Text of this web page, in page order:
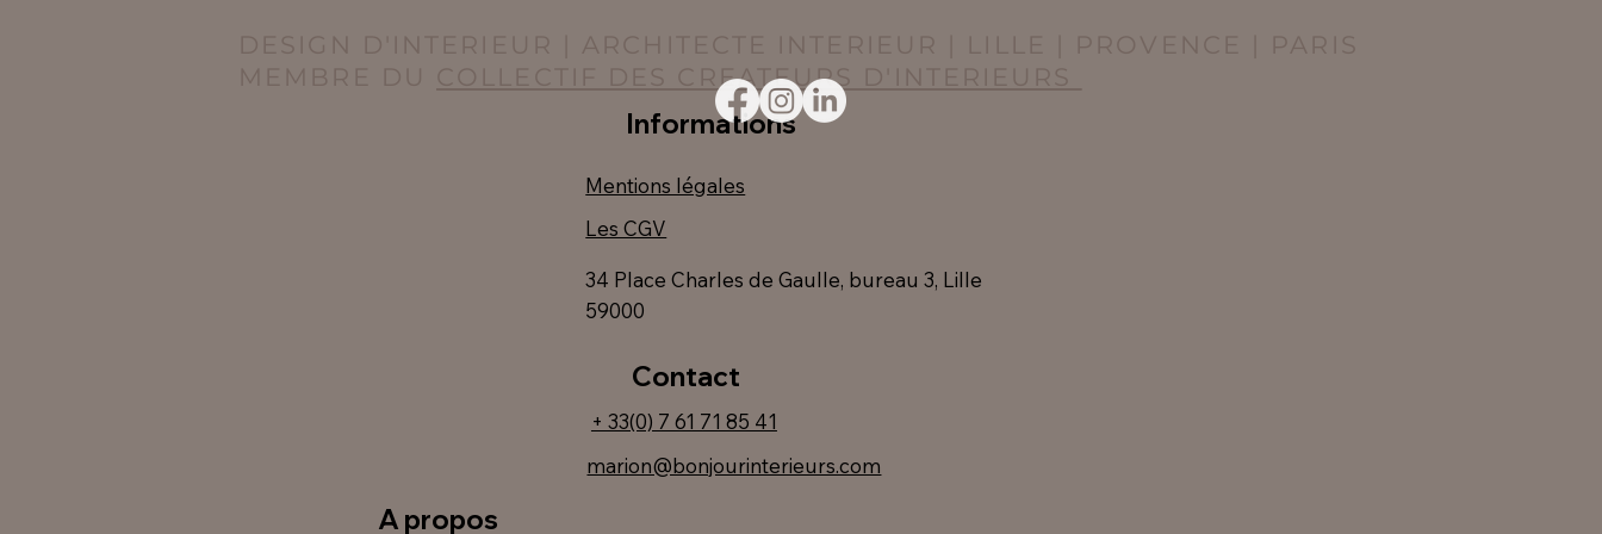
DESIGN D'INTERIEUR | ARCHITECTE INTERIEUR | LILLE | PROVENCE | PARIS
MEMBRE DU
COLLECTIF DES CREATEURS D'INTERIEURS
Informations
Mentions légales
Les CGV
34 Place Charles de Gaulle, bureau 3, Lille
59000
Contact
+ 33(0) 7 61 71 85 41
marion@bonjourinterieurs.com
A propos